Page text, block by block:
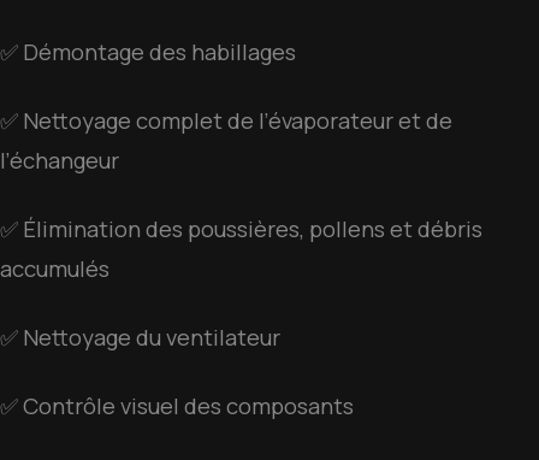
✅ Démontage des habillages
✅ Nettoyage complet de l’évaporateur et de
l’échangeur
✅ Élimination des poussières, pollens et débris
accumulés
✅ Nettoyage du ventilateur
✅ Contrôle visuel des composants